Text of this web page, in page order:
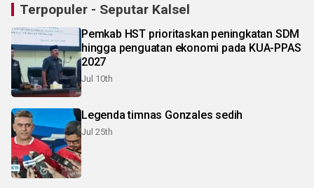
Terpopuler - Seputar Kalsel
Pemkab HST prioritaskan peningkatan SDM
hingga penguatan ekonomi pada KUA-PPAS
2027
Jul 10th
Legenda timnas Gonzales sedih
Jul 25th